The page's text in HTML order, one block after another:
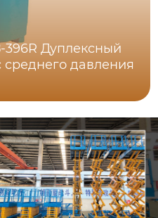
396R Дуплексный
давления